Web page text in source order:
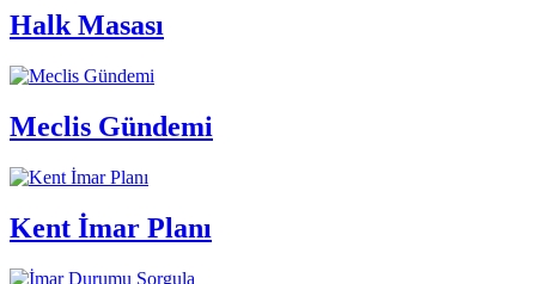
Halk Masası
Meclis Gündemi
Kent İmar Planı